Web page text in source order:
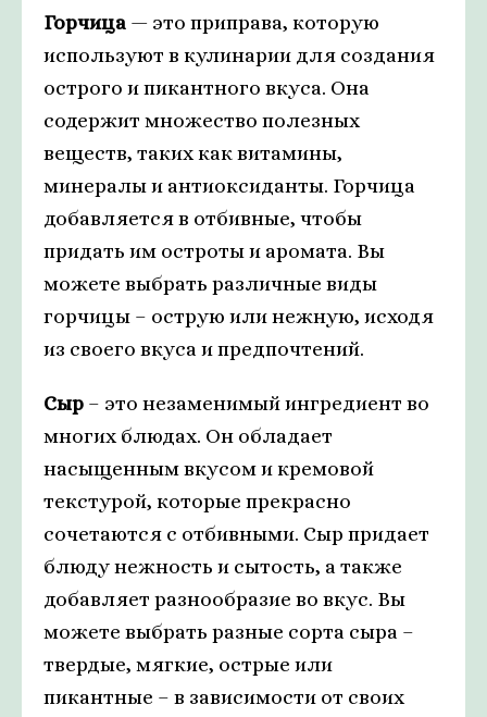
Горчица — это приправа, которую
используют в кулинарии для создания
острого и пикантного вкуса. Она
содержит множество полезных
веществ, таких как витамины,
минералы и антиоксиданты. Горчица
добавляется в отбивные, чтобы
придать им остроты и аромата. Вы
можете выбрать различные виды
горчицы – острую или нежную, исходя
из своего вкуса и предпочтений.
Сыр – это незаменимый ингредиент во
многих блюдах. Он обладает
насыщенным вкусом и кремовой
текстурой, которые прекрасно
сочетаются с отбивными. Сыр придает
блюду нежность и сытость, а также
добавляет разнообразие во вкус. Вы
можете выбрать разные сорта сыра –
твердые, мягкие, острые или
пикантные – в зависимости от своих